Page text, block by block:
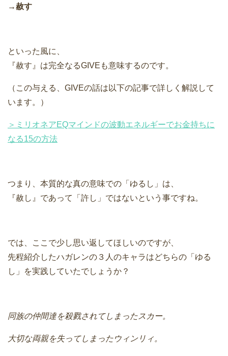
→赦す
といった風に、
『赦す』は完全なるGIVEも意味するのです。
（この与える、GIVEの話は以下の記事で詳しく解説して
います。）
＞ミリオネアEQマインドの波動エネルギーでお金持ちに
なる15の方法
つまり、本質的な真の意味での「ゆるし」は、
『赦し』であって「許し」ではないという事ですね。
では、ここで少し思い返してほしいのですが、
先程紹介したハガレンの３人のキャラはどちらの「ゆる
し」を実践していたでしょうか？
同族の仲間達を殺戮されてしまったスカー。
大切な両親を失ってしまったウィンリィ。